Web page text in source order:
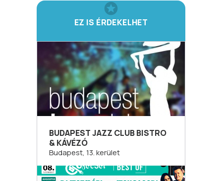
EZ IS ÉRDEKELHET
BUDAPEST JAZZ CLUB BISTRO
& KÁVÉZÓ
Budapest, 13. kerület